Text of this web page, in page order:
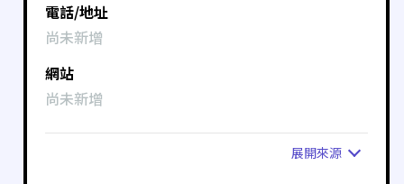
電話/地址
尚未新增
網站
尚未新增
展開來源